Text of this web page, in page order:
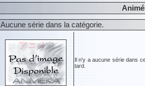
Aucune série dans la catégorie.
Il n'y a aucune série dans
tard.